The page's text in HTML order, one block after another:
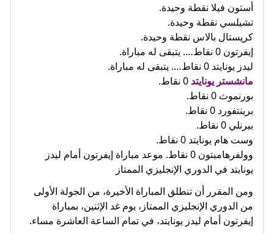
أستون فيلا نقطة وحيدة.
تشيلسي نقطة وحيدة.
كريستال بالاس نقطة وحيدة.
إيفرتون 0 نقاط…. يتبقى له مباراة.
ليدز يونايتد 0 نقاط…. يتبقى له مباراة.
مانشستر يونايتد
بورنموث 0 نقاط.
برينتفورد 0 نقاط.
بيرنلي 0 نقاط.
وست هام يونايتد 0 نقاط.
وولفرهامبتون 0 نقاط. موعد مباراة إيفرتون أمام ليدز
يونايتد في الدوري الإنجليزي الممتاز
ومن المقرر أن تنطلق المباراة الأخيرة، من الجولة الأولى
من الدوري الإنجليزي الممتاز، يوم غد الإثنين، بمباراة
إيفرتون أمام ليدز يونايتد، في تمام الساعة العاشرة مساء.